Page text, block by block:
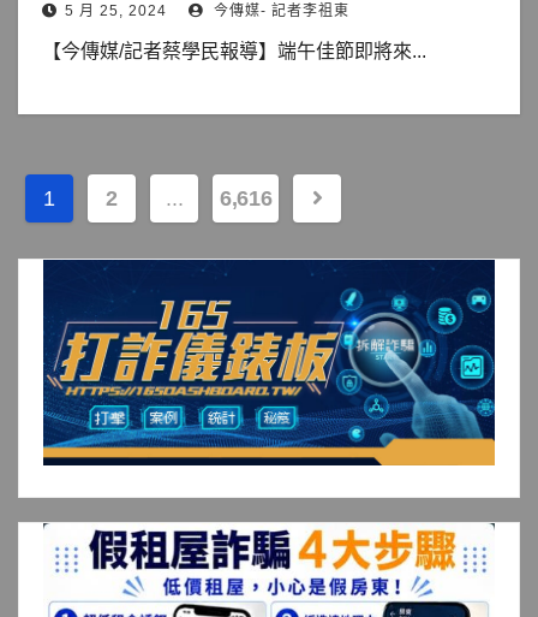
5 月 25, 2024 今傳媒- 記者李祖東
【今傳媒/記者蔡學民報導】端午佳節即將來...
文
章
頁
1 2 ... 6,616